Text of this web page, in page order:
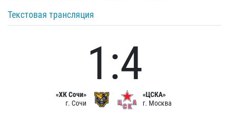
Текстовая трансляция
«ХК Сочи»
г. Сочи
1:4
«ЦСКА»
г. Москва